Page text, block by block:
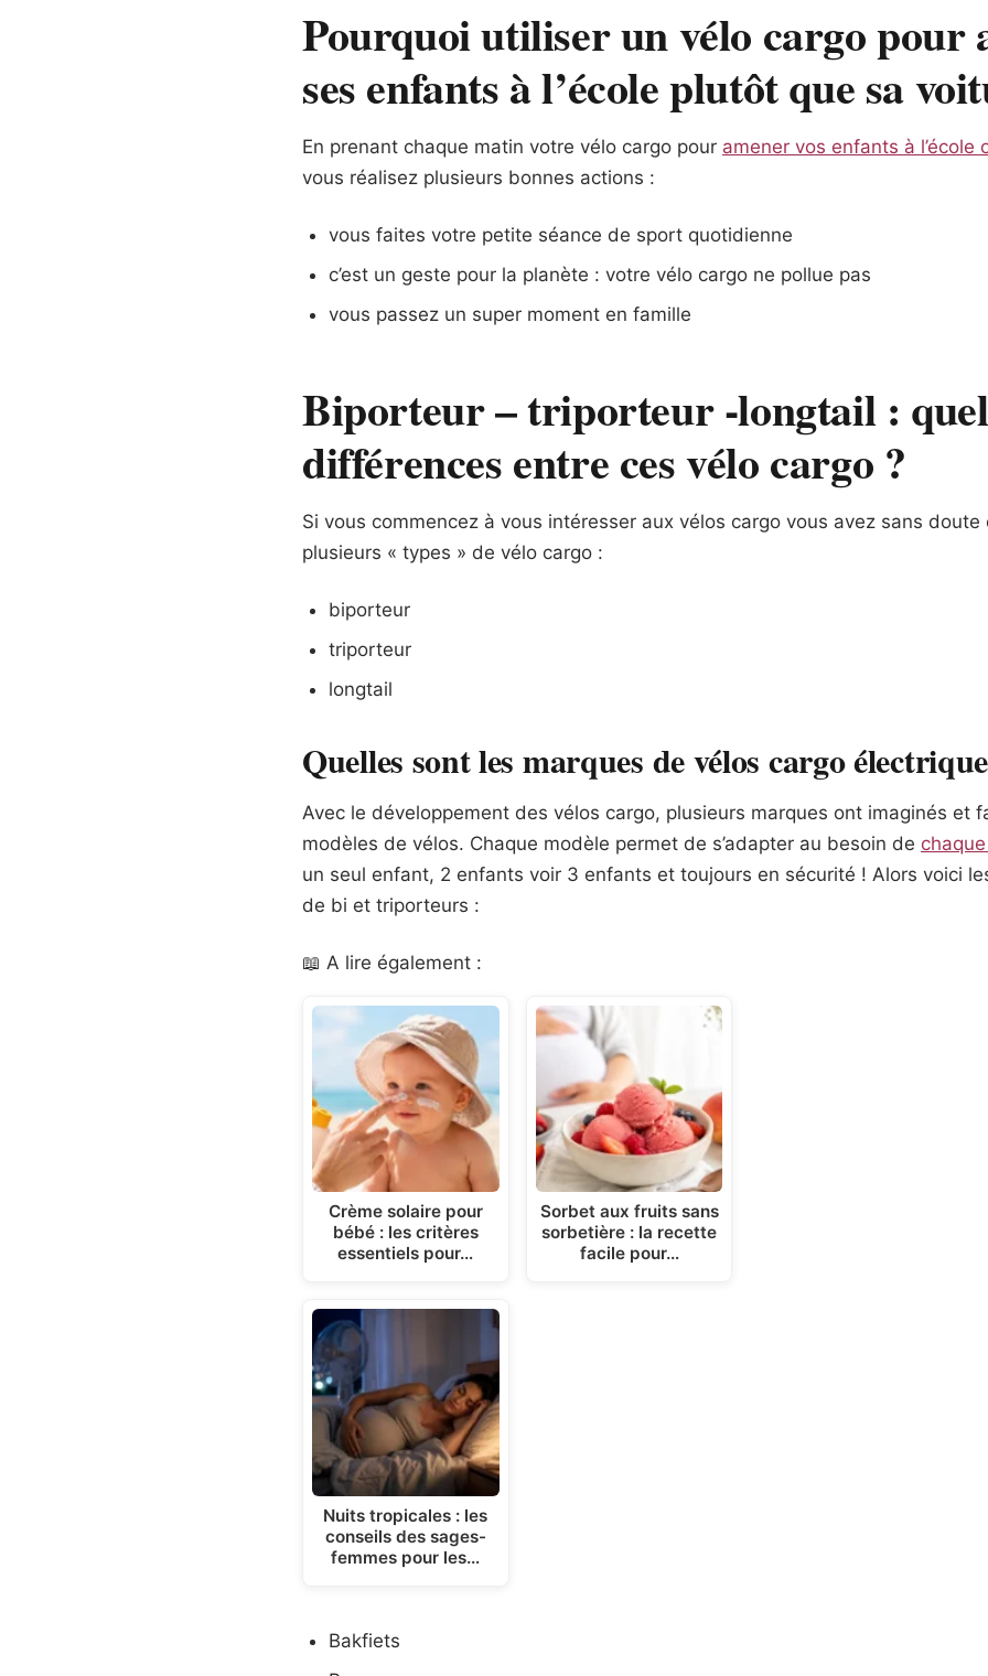
Pourquoi utiliser un vélo cargo pour
ses enfants à l’école plutôt que sa
En prenant chaque matin votre vélo cargo pour amener vos enfants à l’école
vous réalisez plusieurs bonnes actions :
vous faites votre petite séance de sport quotidienne
c’est un geste pour la planète : votre vélo cargo ne pollue pas
vous passez un super moment en famille
Biporteur – triporteur -longtail :
différences entre ces vélo cargo ?
Si vous commencez à vous intéresser aux vélos cargo vous avez sans doute
plusieurs « types » de vélo cargo :
biporteur
triporteur
longtail
Quelles sont les marques de vélos cargo
Avec le développement des vélos cargo, plusieurs marques ont imaginés et
modèles de vélos. Chaque modèle permet de s’adapter au besoin de
un seul enfant, 2 enfants voir 3 enfants et toujours en sécurité ! Alors voici
de bi et triporteurs :
📖 A lire également :
Crème solaire pour
bébé : les critères
essentiels pour…
Nuits tropicales : les
conseils des sages-
femmes pour les…
Sorbet aux fruits sans
sorbetière : la recette
facile pour…
Bakfiets